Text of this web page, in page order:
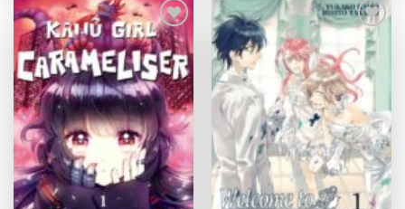
Ajouter
à la
wishlist
Ajouter
à la
wishlist